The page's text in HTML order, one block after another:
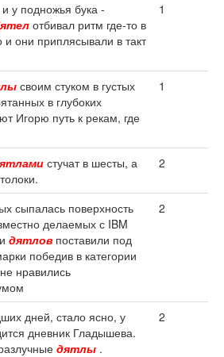
у подножья бука -
отбивал ритм где-то в
они приплясывали в такт
1
своим стуком в густых
в глубоких
Игорю путь к рекам, где
1
стучат в шесты, а
2
сыпалась поверхность
делаемых с IBM
дятлов поставили под
победив в категории
нравились
2
дней, стало ясно, у
дневник Гладышева.
дятлы .
2